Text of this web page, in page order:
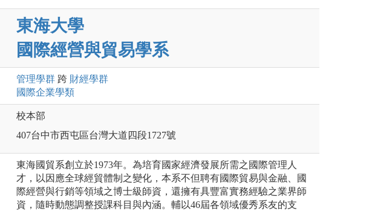
東海大學
國際經營與貿易學系
管理學群 跨 財經學群
國際企業學類
校本部
407台中市西屯區台灣大道四段1727號
東海國貿系創立於1973年。為培育國家經濟發展所需之國際管理人
才，以因應全球經貿體制之變化，本系不但聘有國際貿易與金融、國
際經營與行銷等領域之博士級師資，還擁有具豐富實務經驗之業界師
資，隨時動態調整授課科目與內涵。輔以46屆各領域優秀系友的支